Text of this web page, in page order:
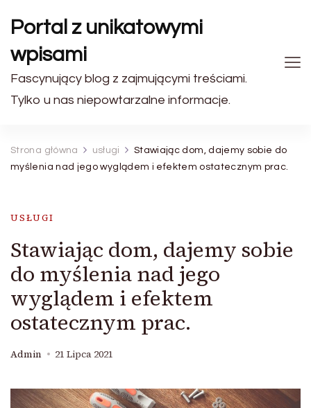
Portal z unikatowymi
wpisami
Fascynujący blog z zajmującymi treściami.
Tylko u nas niepowtarzalne informacje.
Strona główna usługi
Stawiając dom, dajemy sobie do
myślenia nad jego wyglądem i efektem ostatecznym prac.
USŁUGI
Stawiając dom, dajemy sobie
do myślenia nad jego
wyglądem i efektem
ostatecznym prac.
Admin 21 Lipca 2021